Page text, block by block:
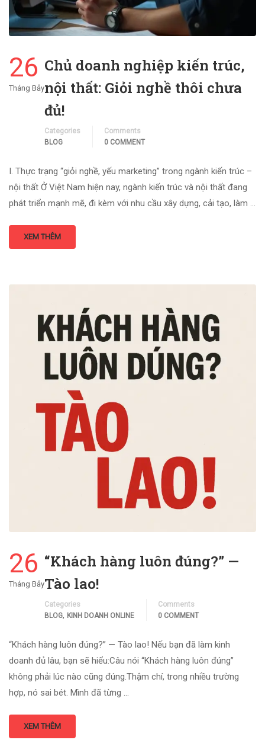
26
Tháng Bảy
Chủ doanh nghiệp kiến trúc,
nội thất: Giỏi nghề thôi chưa
đủ!
Categories
BLOG
Comments
0 COMMENT
I. Thực trạng “giỏi nghề, yếu marketing” trong ngành kiến trúc –
nội thất Ở Việt Nam hiện nay, ngành kiến trúc và nội thất đang
phát triển mạnh mẽ, đi kèm với nhu cầu xây dựng, cải tạo, làm …
XEM THÊM
26
Tháng Bảy
“Khách hàng luôn đúng?” —
Tào lao!
Categories
BLOG, KINH DOANH ONLINE
Comments
0 COMMENT
“Khách hàng luôn đúng?” — Tào lao! Nếu bạn đã làm kinh
doanh đủ lâu, bạn sẽ hiểu:Câu nói “Khách hàng luôn đúng”
không phải lúc nào cũng đúng.Thậm chí, trong nhiều trường
hợp, nó sai bét. Mình đã từng …
XEM THÊM